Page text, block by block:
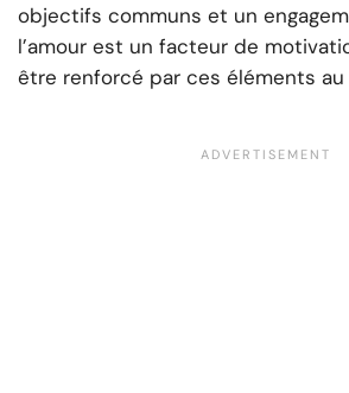
objectifs communs et un
l’amour est un facteur de
être renforcé par ces éléments